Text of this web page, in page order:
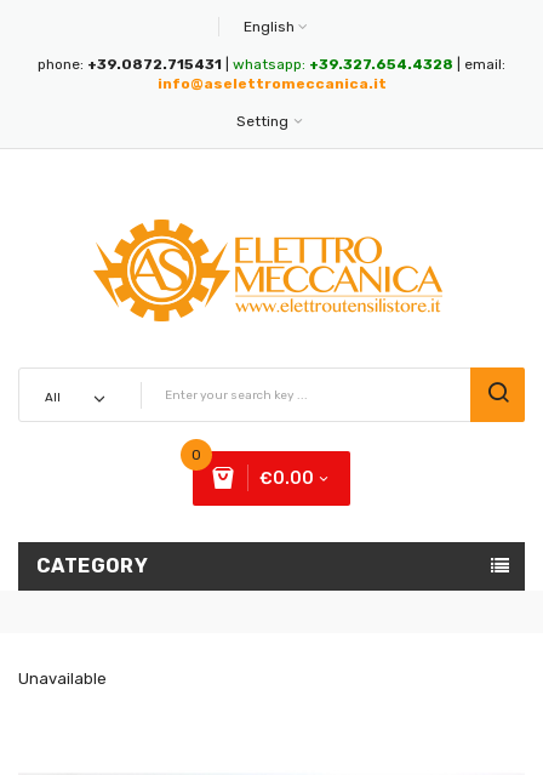
English
phone: +39.0872.715431 whatsapp: +39.327.654.4328 | email:
info@aselettromeccanica.it
Setting
0
€0.00
CATEGORY
Unavailable